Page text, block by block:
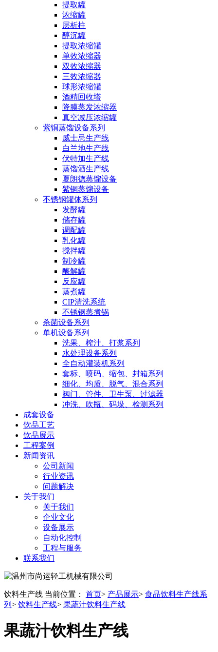
提取罐
浓缩罐
层析柱
醇沉罐
提取浓缩罐
单效浓缩器
双效浓缩器
三效浓缩器
球形浓缩罐
酒精回收塔
降膜蒸发浓缩器
真空减压浓缩罐
紫铜蒸馏设备系列
威士忌生产线
白兰地生产线
伏特加生产线
蒸馏酒生产线
夏朗德蒸馏设备
紫铜蒸馏设备
不锈钢罐体系列
发酵罐
储存罐
调配罐
乳化罐
搅拌罐
制冷罐
酶解罐
反应罐
蒸煮罐
CIP清洗系统
不锈钢蒸煮锅
杀菌设备系列
单机设备系列
洗果、榨汁、打浆系列
水处理设备系列
全自动灌装机系列
套标、喷码、缩包、封箱系列
细化、均质、脱气、混合系列
阀门、管件、卫生泵、过滤器
冲洗、吹瓶、码垛、检测系列
成套设备
饮品工艺
饮品展示
工程案例
新闻资讯
公司新闻
行业资讯
问题解决
关于我们
关于我们
企业文化
设备展示
自动化控制
工程与服务
联系我们
饮料生产线 当前位置： 首页> 产品展示> 食品饮料生产线系
列 > 饮料生产线> 果蔬汁饮料生产线
果蔬汁饮料生产线